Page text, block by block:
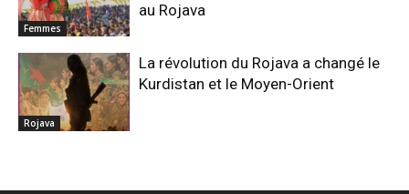
Femmes
au Rojava
Rojava
La révolution du Rojava a changé le
Kurdistan et le Moyen-Orient